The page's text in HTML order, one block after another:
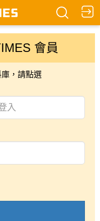
會員
，請點選